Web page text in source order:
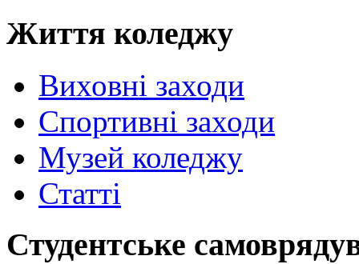
Життя коледжу
Виховні заходи
Спортивні заходи
Музей коледжу
Статті
Студентське